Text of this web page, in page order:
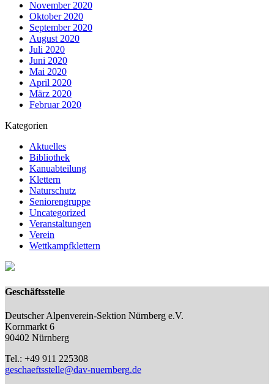
November 2020
Oktober 2020
September 2020
August 2020
Juli 2020
Juni 2020
Mai 2020
April 2020
März 2020
Februar 2020
Kategorien
Aktuelles
Bibliothek
Kanuabteilung
Klettern
Naturschutz
Seniorengruppe
Uncategorized
Veranstaltungen
Verein
Wettkampfklettern
Geschäftsstelle
Deutscher Alpenverein-Sektion Nürnberg e.V.
Kornmarkt 6
90402 Nürnberg
Tel.: +49 911 225308
geschaeftsstelle@dav-nuernberg.de